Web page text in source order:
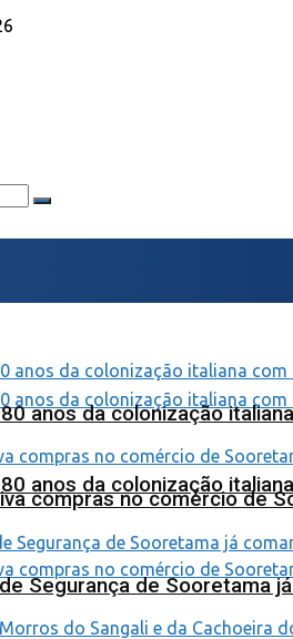
anos da colonização
anos da colonização
compras no comércio de
Segurança de Sooretama